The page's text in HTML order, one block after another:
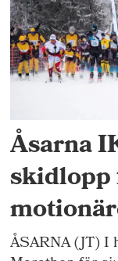
Åsarna
skidlopp
ÅSARNA (JT) I